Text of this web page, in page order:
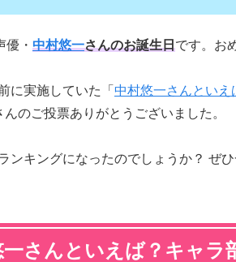
優・ 中村悠一さんのお誕生日です。お
に実施していた「 中村悠一さんといえ
のご投票ありがとうございました。
ンキングになったのでしょうか？ ぜ
一さんといえば？キャ